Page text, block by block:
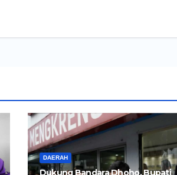
DAERAH
Dukung Bandara Dhoho, Bupati